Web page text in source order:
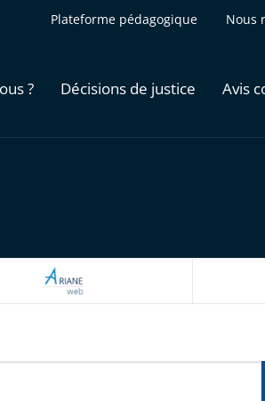
Plateforme pédagogique Nous
? Décisions de justice Avis
ARIANEWEB